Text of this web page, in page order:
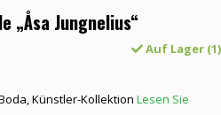
„Åsa Jungnelius“
Auf Lager (1)
Künstler-Kollektion Lesen Sie